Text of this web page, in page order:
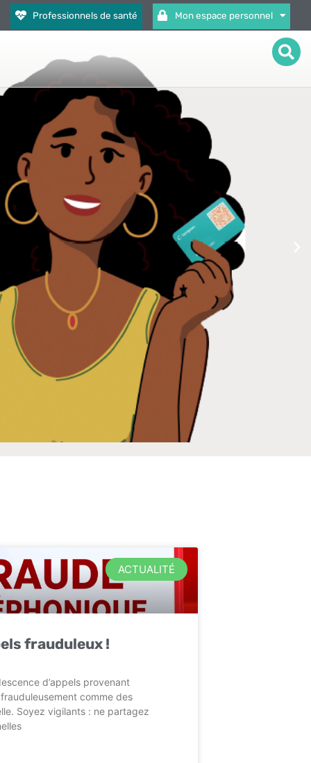
Professionnels de santé Mon espace personnel
ACTUALITÉ
frauduleux !
d’appels provenant
comme des
Soyez vigilants : ne partagez